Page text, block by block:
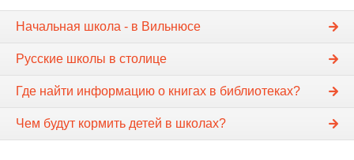
Начальная школа - в Вильнюсе
Русские школы в столице
Где найти информацию о книгах в библиотеках?
Чем будут кормить детей в школах?